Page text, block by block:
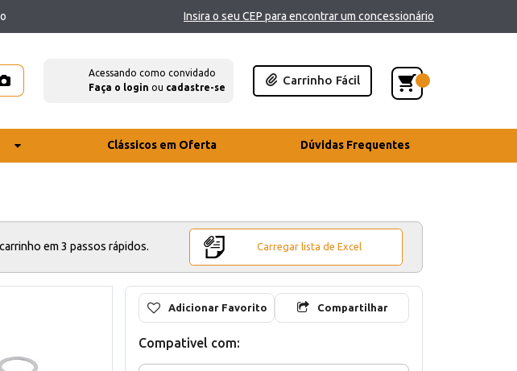
Insira o seu CEP para encontrar um concessionário
Acessando como convidado
Faça o login ou cadastre-se
Carrinho Fácil
Clássicos em Oferta Dúvidas Frequentes
em 3 passos rápidos. Carregar lista de Excel
Adicionar Favorito Compartilhar
Compativel com: